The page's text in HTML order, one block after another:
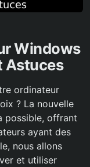
Windows
Astuces
ordinateur
? La nouvelle
possible, offrant
ayant des
nous allons
et utiliser